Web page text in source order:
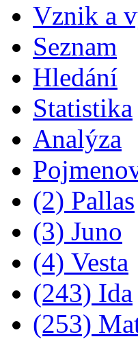
Vznik a
Seznam
Hledání
Statistika
Analýza
(2) Pallas
(3) Juno
(4) Vesta
(243) Ida
(253)